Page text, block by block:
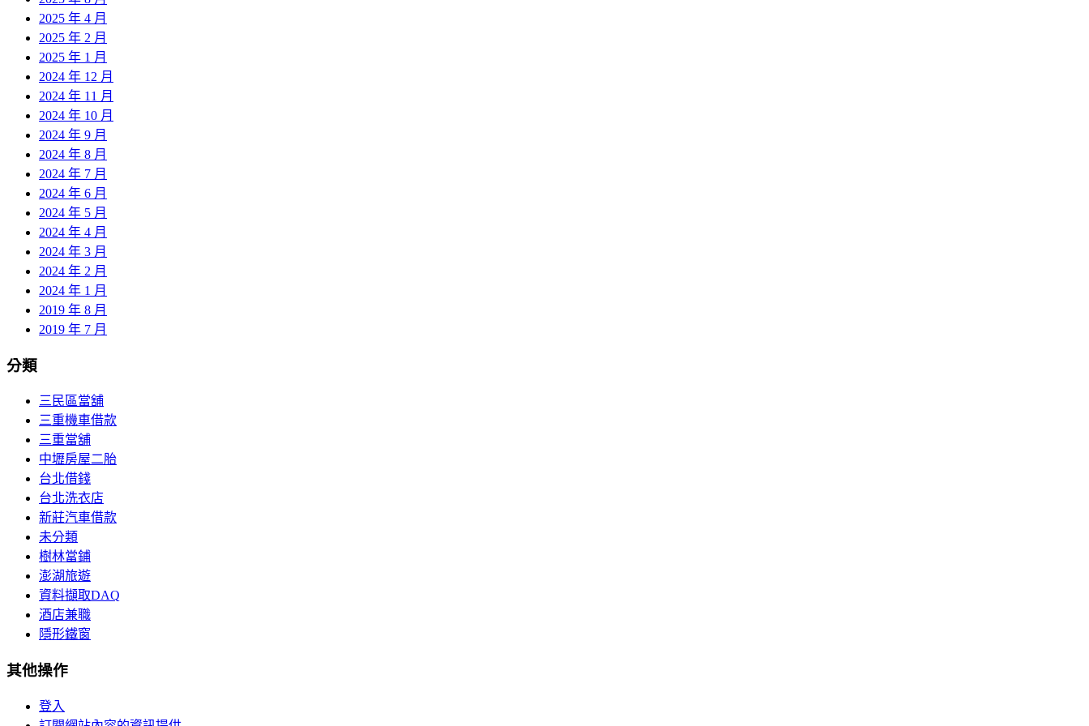
2025 年 4 月
2025 年 2 月
2025 年 1 月
2024 年 12 月
2024 年 11 月
2024 年 10 月
2024 年 9 月
2024 年 8 月
2024 年 7 月
2024 年 6 月
2024 年 5 月
2024 年 4 月
2024 年 3 月
2024 年 2 月
2024 年 1 月
2019 年 8 月
2019 年 7 月
分類
三民區當舖
三重機車借款
三重當舖
中壢房屋二胎
台北借錢
台北洗衣店
新莊汽車借款
未分類
樹林當鋪
澎湖旅遊
資料擷取DAQ
酒店兼職
隱形鐵窗
其他操作
登入